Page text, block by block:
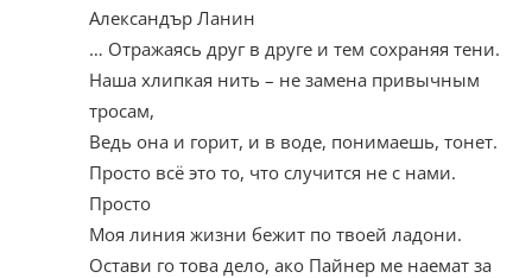
Александър Ланин
… Отражаясь друг в друге и тем сохраняя тени.
Наша хлипкая нить – не замена привычным
тросам,
Ведь она и горит, и в воде, понимаешь, тонет.
Просто всё это то, что случится не с нами.
Просто
Моя линия жизни бежит по твоей ладони.
Остави го това дело, ако Пайнер ме наемат за